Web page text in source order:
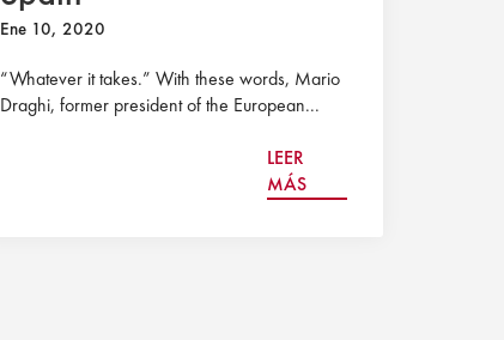
Ene 10, 2020
“Whatever it takes.” With these words, Mario
Draghi, former president of the European...
LEER
MÁS